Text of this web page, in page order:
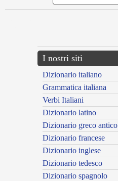
I nostri siti
Dizionario italiano
Grammatica italiana
Verbi Italiani
Dizionario latino
Dizionario greco antico
Dizionario francese
Dizionario inglese
Dizionario tedesco
Dizionario spagnolo